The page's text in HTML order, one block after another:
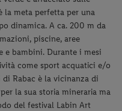
la meta perfetta per una
dinamica. A ca. 200 m da
piscine, aree
e bambini. Durante i mesi
come sport acquatici e/o
Rabac è la vicinanza di
la sua storia mineraria ma
del festival Labin Art